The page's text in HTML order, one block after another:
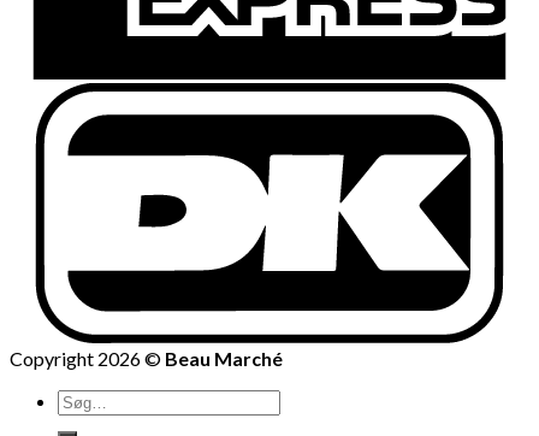
Copyright 2026 © Beau Marché
Søg
efter: